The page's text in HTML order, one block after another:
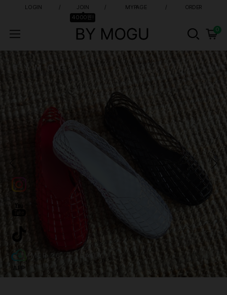
LOGIN
JOIN
4000원!
MYPAGE ORDER
0
APP